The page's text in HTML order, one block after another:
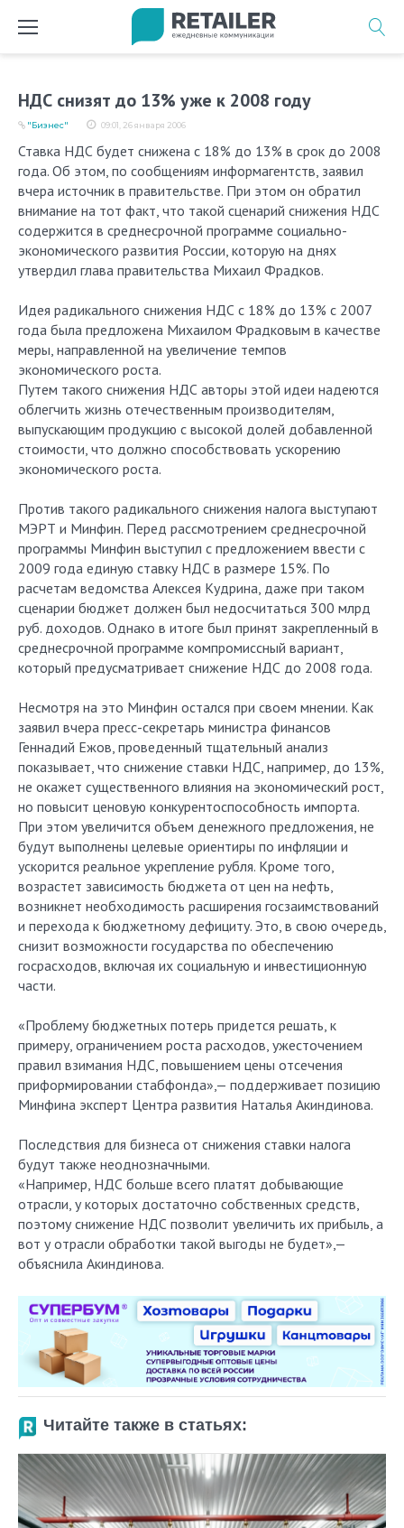
НДС снизят до 13% уже к 2008 году
09:01, 26 января 2006
"Бизнес"
Ставка НДС будет снижена с 18% до 13% в срок до 2008
года. Об этом, по сообщениям информагентств, заявил
вчера источник в правительстве. При этом он обратил
внимание на тот факт, что такой сценарий снижения НДС
содержится в среднесрочной программе социально-
экономического развития России, которую на днях
утвердил глава правительства Михаил Фрадков.
Идея радикального снижения НДС с 18% до 13% с 2007
года была предложена Михаилом Фрадковым в качестве
меры, направленной на увеличение темпов
экономического роста.
Путем такого снижения НДС авторы этой идеи надеются
облегчить жизнь отечественным производителям,
выпускающим продукцию с высокой долей добавленной
стоимости, что должно способствовать ускорению
экономического роста.
Против такого радикального снижения налога выступают
МЭРТ и Минфин. Перед рассмотрением среднесрочной
программы Минфин выступил с предложением ввести с
2009 года единую ставку НДС в размере 15%. По
расчетам ведомства Алексея Кудрина, даже при таком
сценарии бюджет должен был недосчитаться 300 млрд
руб. доходов. Однако в итоге был принят закрепленный в
среднесрочной программе компромиссный вариант,
который предусматривает снижение НДС до 2008 года.
Несмотря на это Минфин остался при своем мнении. Как
заявил вчера пресс-секретарь министра финансов
Геннадий Ежов, проведенный тщательный анализ
показывает, что снижение ставки НДС, например, до 13%,
не окажет существенного влияния на экономический рост,
но повысит ценовую конкурентоспособность импорта.
При этом увеличится объем денежного предложения, не
будут выполнены целевые ориентиры по инфляции и
ускорится реальное укрепление рубля. Кроме того,
возрастет зависимость бюджета от цен на нефть,
возникнет необходимость расширения госзаимствований
и перехода к бюджетному дефициту. Это, в свою очередь,
снизит возможности государства по обеспечению
госрасходов, включая их социальную и инвестиционную
части.
«Проблему бюджетных потерь придется решать, к
примеру, ограничением роста расходов, ужесточением
правил взимания НДС, повышением цены отсечения
приформировании стабфонда»,— поддерживает позицию
Минфина эксперт Центра развития Наталья Акиндинова.
Последствия для бизнеса от снижения ставки налога
будут также неоднозначными.
«Например, НДС больше всего платят добывающие
отрасли, у которых достаточно собственных средств,
поэтому снижение НДС позволит увеличить их прибыль, а
вот у отрасли обработки такой выгоды не будет»,—
объяснила Акиндинова.
Читайте также в статьях: